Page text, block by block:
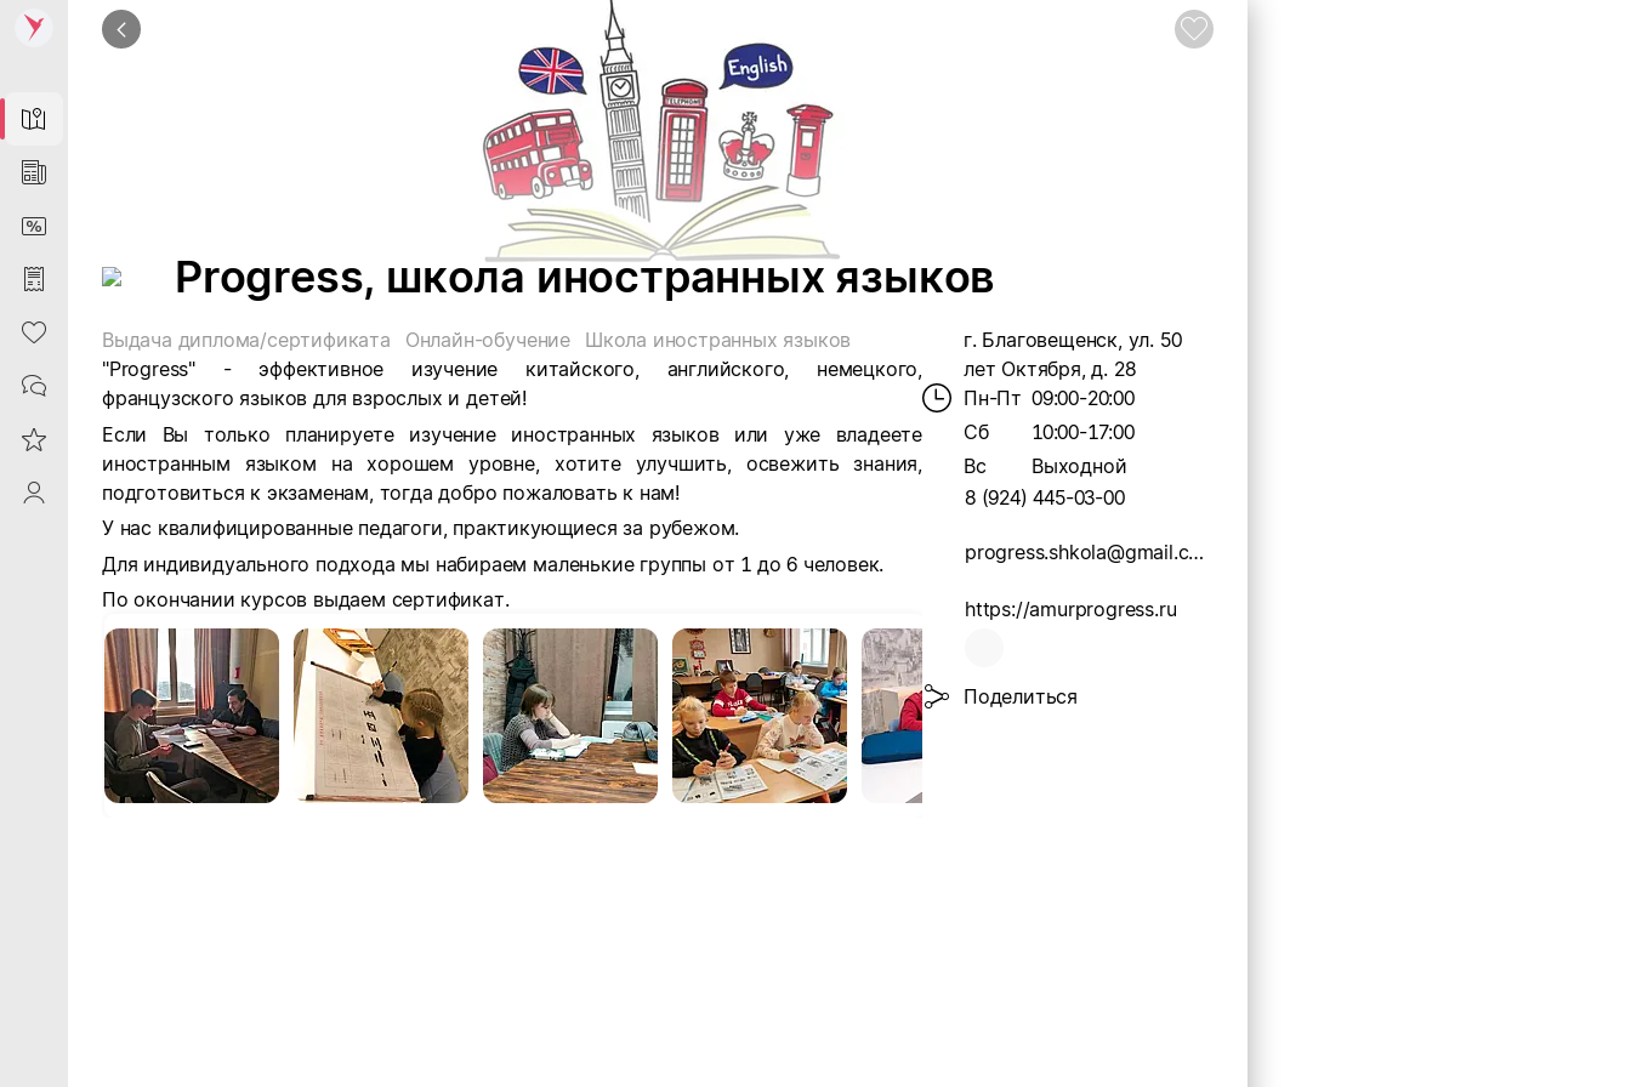
Map
News
DiscountCard
Purchases
Heart
Contacts
Reviews
ProfileSaby
Progress, школа иностранных языков
Выдача диплома/сертификата Онлайн-обучение
Школа иностранных языков
"Progress" - эффективное изучение китайского, английского, немецкого,
французского языков для взрослых и детей!
Если Вы только планируете изучение иностранных языков или уже владеете
иностранным языком на хорошем уровне, хотите улучшить, освежить знания,
подготовиться к экзаменам, тогда добро пожаловать к нам!
У нас квалифицированные педагоги, практикующиеся за рубежом.
Для индивидуального подхода мы набираем маленькие группы от 1 до 6 человек.
По окончании курсов выдаем сертификат.
г. Благовещенск, ул. 50
лет Октября, д. 28
Пн-Пт 09:00-20:00
Сб
10:00-17:00
Вс
Выходной
8 (924) 445-03-00
progress.shkola@gmail.com
https://amurprogress.ru
Поделиться